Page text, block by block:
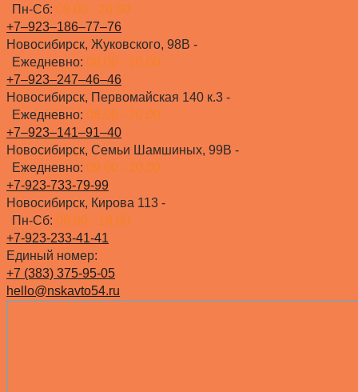
Пн-Сб: 09.00 - 20.00
+7‒923‒186‒77‒76
Новосибирск, Жуковского, 98В -
Ежедневно: 08.00 - 20.00
+7‒923‒247‒46‒46
Новосибирск, Первомайская 140 к.3 -
Ежедневно: 08.00 - 20.00
+7‒923‒141‒91‒40
Новосибирск, Семьи Шамшиных, 99В -
Ежедневно: 09.00 - 20.00
+7-923-733-79-99
Новосибирск, Кирова 113 -
Пн-Сб: 08.00 - 19.00
+7-923-233-41-41
Единый номер:
+7 (383) 375-95-05
hello@nskavto54.ru